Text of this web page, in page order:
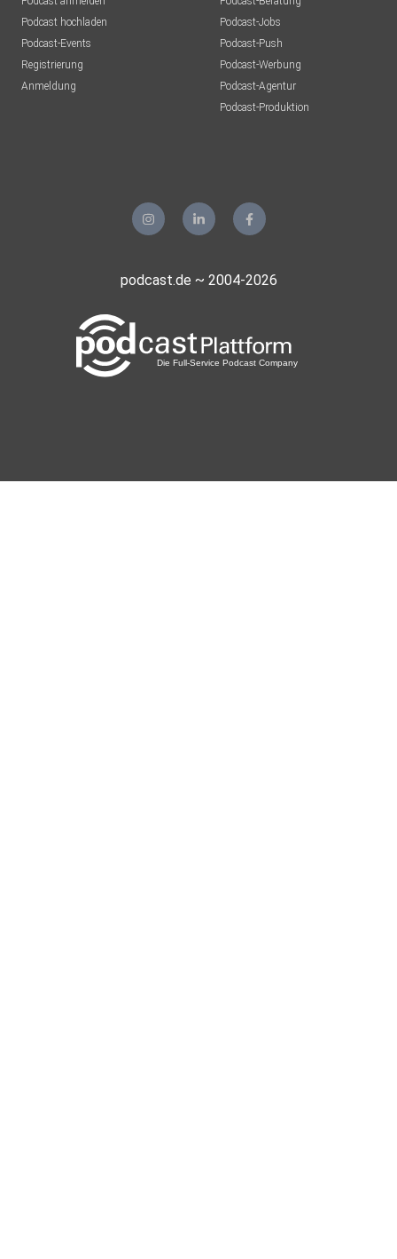
Podcast hochladen
Podcast-Events
Registrierung
Anmeldung
Podcast-Jobs
Podcast-Push
Podcast-Werbung
Podcast-Agentur
Podcast-Produktion
podcast.de ~ 2004-2026